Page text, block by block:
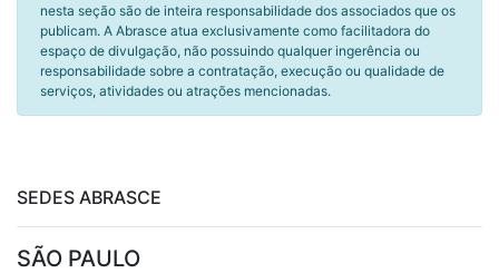
nesta seção são de inteira responsabilidade dos associados que os
publicam. A Abrasce atua exclusivamente como facilitadora do
espaço de divulgação, não possuindo qualquer ingerência ou
responsabilidade sobre a contratação, execução ou qualidade de
serviços, atividades ou atrações mencionadas.
SEDES ABRASCE
SÃO PAULO